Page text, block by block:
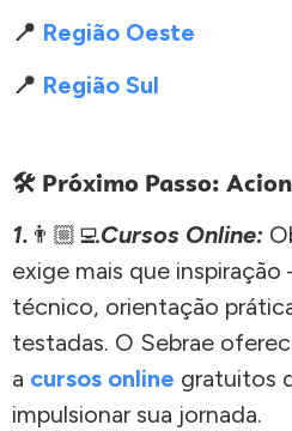
📍 Região Oeste
📍 Região Sul
🛠️ Próximo Passo:
1. 👨🏼‍💻Cursos Online:
exige mais que
técnico, orientação
testadas. O Sebrae
a cursos online gratuitos
impulsionar sua jornada.